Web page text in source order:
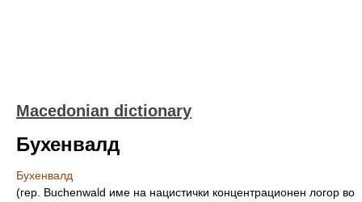
Macedonian dictionary
Бухенвалд
Бухенвалд
(гер. Buchenwald име на нацистички концентрационен логор во